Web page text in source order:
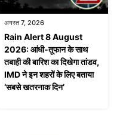
अगस्त 7, 2026
Rain Alert 8 August
2026: आंधी-तूफान के साथ
तबाही की बारिश का दिखेगा तांडव,
IMD ने इन शहरों के लिए बताया
‘सबसे खतरनाक दिन’